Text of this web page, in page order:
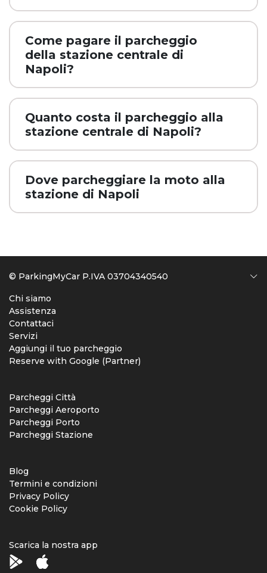
Come pagare il parcheggio
della stazione centrale di
Napoli?
Quanto costa il parcheggio alla
stazione centrale di Napoli?
Dove parcheggiare la moto alla
stazione di Napoli
© ParkingMyCar P.IVA 03704340540
Chi siamo
Assistenza
Contattaci
Servizi
Aggiungi il tuo parcheggio
Reserve with Google (Partner)
Parcheggi Città
Parcheggi Aeroporto
Parcheggi Porto
Parcheggi Stazione
Blog
Termini e condizioni
Privacy Policy
Cookie Policy
Scarica la nostra app